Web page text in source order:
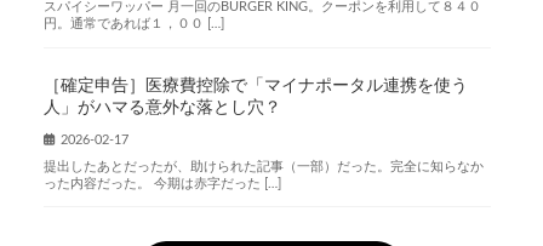
スパイシーワッパー 月一回のBURGER KING。クーポンを利用して８４０
円。通常であれば１，００ […]
［確定申告］医療費控除で「マイナポータル連携を使う
人」がハマる意外な落とし穴？
2026-02-17
提出したあとだったが、助けられた記事（一部）だった。完全に知らなか
った内容だった。 今期は赤字だった […]